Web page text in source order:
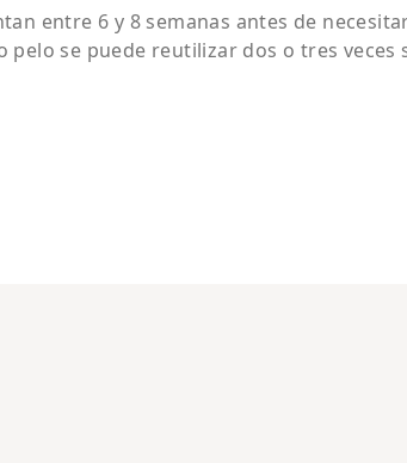
entre 6 y 8 semanas antes de
pelo se puede reutilizar dos o tres veces